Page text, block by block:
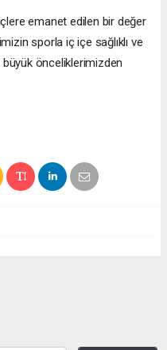
emanet edilen bir değer
sporla iç içe sağlıklı ve
önceliklerimizden
dedi.